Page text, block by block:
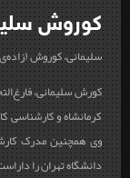
کوروش
سلیمانی، کوروش (زاده‌ی 1352،
کورش سلیمانی،
کرمانشاه و کارشناسی
وی همچنین مدرک
دانشگاه تهران را